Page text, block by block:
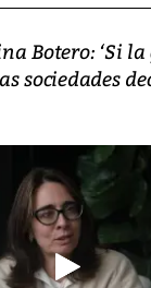
Botero: ‘Si
sociedades